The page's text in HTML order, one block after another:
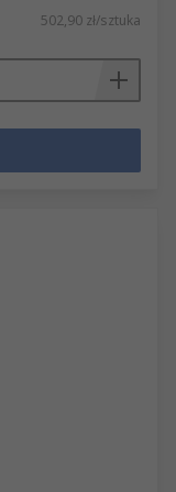
502,90 zł/sztuka